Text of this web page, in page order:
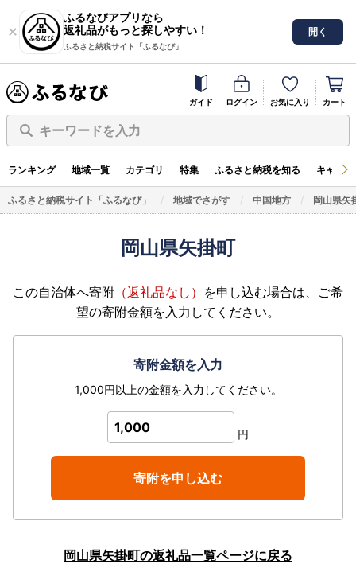
ふるなびアプリなら
返礼品がもっと探しやすい！
ふるさと納税サイト「ふるなび」
開く
ガイド ログイン お気に入り カート
キーワードを入力
ランキング 地域一覧 カテゴリ 特集 ふるさと納税を知る キャン
ふるさと納税サイト「ふるなび」 地域でさがす 中国地方 岡山県矢
岡山県矢掛町
この自治体へ寄附 （返礼品なし） を申し込む場合は、ご希
望の寄附金額を入力してください。
寄附金額を入力
1,000円以上の金額を入力してください。
1,000 円
寄附を申し込む
岡山県矢掛町の返礼品一覧ページに戻る